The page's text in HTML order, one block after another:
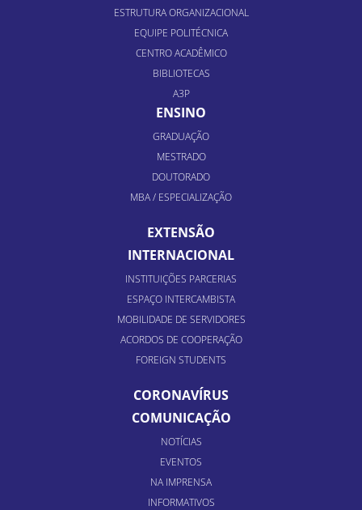
ESTRUTURA ORGANIZACIONAL
EQUIPE POLITÉCNICA
CENTRO ACADÊMICO
BIBLIOTECAS
A3P
ENSINO
GRADUAÇÃO
MESTRADO
DOUTORADO
MBA / ESPECIALIZAÇÃO
EXTENSÃO
INTERNACIONAL
INSTITUIÇÕES PARCERIAS
ESPAÇO INTERCAMBISTA
MOBILIDADE DE SERVIDORES
ACORDOS DE COOPERAÇÃO
FOREIGN STUDENTS
CORONAVÍRUS
COMUNICAÇÃO
NOTÍCIAS
EVENTOS
NA IMPRENSA
INFORMATIVOS